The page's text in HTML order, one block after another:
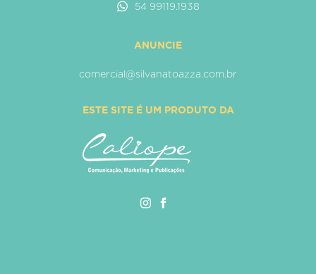
54 99119.1938
ANUNCIE
comercial@silvanatoazza.com.br
ESTE SITE É UM PRODUTO DA